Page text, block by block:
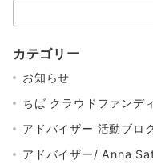
索：
カテゴリー
お知らせ
ちば クラウドファンデ
アドバイザー 活動ブロ
アドバイザー/ Anna